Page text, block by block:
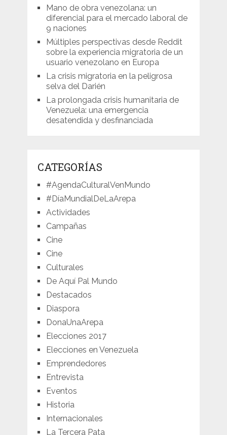
Mano de obra venezolana: un
diferencial para el mercado laboral de
9 naciones
Múltiples perspectivas desde Reddit
sobre la experiencia migratoria de un
usuario venezolano en Europa
La crisis migratoria en la peligrosa
selva del Darién
La prolongada crisis humanitaria de
Venezuela: una emergencia
desatendida y desfinanciada
CATEGORÍAS
#AgendaCulturalVenMundo
#DíaMundialDeLaArepa
Actividades
Campañas
Cine
Cine
Culturales
De Aquí Pal Mundo
Destacados
Diaspora
DonaUnaArepa
Elecciones 2017
Elecciones en Venezuela
Emprendedores
Entrevista
Eventos
Historia
Internacionales
La Tercera Pata